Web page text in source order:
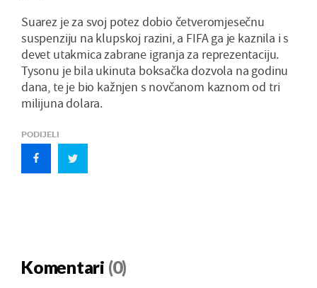
Suarez je za svoj potez dobio četveromjesečnu
suspenziju na klupskoj razini, a FIFA ga je kaznila i s
devet utakmica zabrane igranja za reprezentaciju.
Tysonu je bila ukinuta boksačka dozvola na godinu
dana, te je bio kažnjen s novčanom kaznom od tri
milijuna dolara.
PODIJELI
Komentari (0)